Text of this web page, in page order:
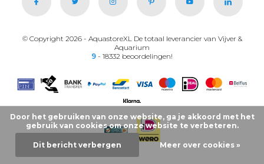
© Copyright 2026 - AquastoreXL De totaal leverancier van Vijver &
Aquarium
9 - 18332 beoordelingen!
Door het gebruiken van onze website, ga je akkoord met het
gebruik van cookies om onze website te verbeteren.
Dit bericht verbergen Meer over cookies »